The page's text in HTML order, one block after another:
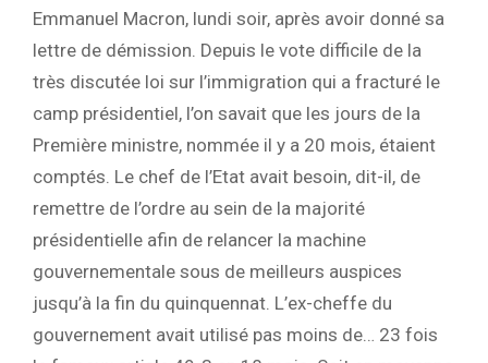
Emmanuel Macron, lundi soir, après avoir donné sa
lettre de démission. Depuis le vote difficile de la
très discutée loi sur l’immigration qui a fracturé le
camp présidentiel, l’on savait que les jours de la
Première ministre, nommée il y a 20 mois, étaient
comptés. Le chef de l’Etat avait besoin, dit-il, de
remettre de l’ordre au sein de la majorité
présidentielle afin de relancer la machine
gouvernementale sous de meilleurs auspices
jusqu’à la fin du quinquennat. L’ex-cheffe du
gouvernement avait utilisé pas moins de… 23 fois